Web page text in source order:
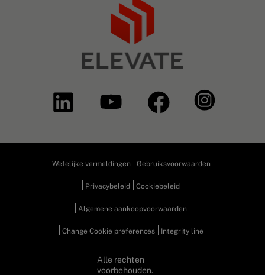
Wetelijke vermeldingen Gebruiksvoorwaarden
Privacybeleid Cookiebeleid
Algemene aankoopvoorwaarden
Change Cookie preferences Integrity line
Alle rechten
voorbehouden.